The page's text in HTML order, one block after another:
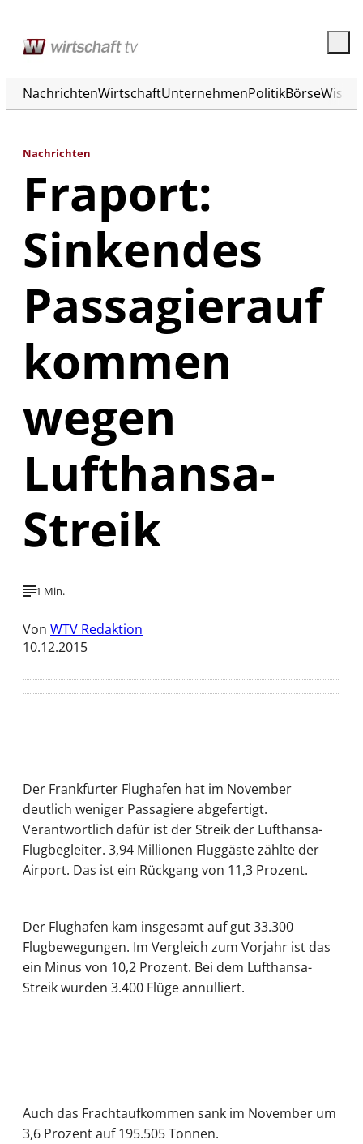
NachrichtenWirtschaftUnternehmenPolitikBörse
Nachrichten
Fraport:
Sinkendes
Passagierauf
kommen
wegen
Lufthansa-
Streik
1 Min.
Von WTV Redaktion
10.12.2015
Der Frankfurter Flughafen hat im November
deutlich weniger Passagiere abgefertigt.
Verantwortlich dafür ist der Streik der Lufthansa-
Flugbegleiter. 3,94 Millionen Fluggäste zählte der
Airport. Das ist ein Rückgang von 11,3 Prozent.
Der Flughafen kam insgesamt auf gut 33.300
Flugbewegungen. Im Vergleich zum Vorjahr ist das
ein Minus von 10,2 Prozent. Bei dem Lufthansa-
Streik wurden 3.400 Flüge annulliert.
Auch das Frachtaufkommen sank im November um
3,6 Prozent auf 195.505 Tonnen.